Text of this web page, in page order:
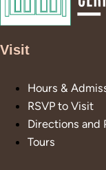
Visit
Hours &
RSVP to Visit
Directions and
Tours